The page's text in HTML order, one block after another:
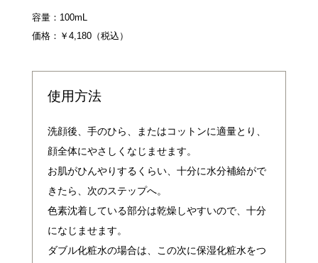
容量：100mL
価格：￥4,180（税込）
使用方法
洗顔後、手のひら、またはコットンに適量とり、
顔全体にやさしくなじませます。
お肌がひんやりするくらい、十分に水分補給がで
きたら、次のステップへ。
色素沈着している部分は乾燥しやすいので、十分
になじませます。
ダブル化粧水の場合は、この次に保湿化粧水をつ